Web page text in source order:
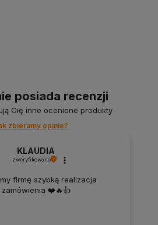
posiada recenzji
Cię inne ocenione produkty
zbieramy opinie?
KLAUDIA
zweryfikowano
firmę szybką realizacja
zamówienia ❤️🔥👍️